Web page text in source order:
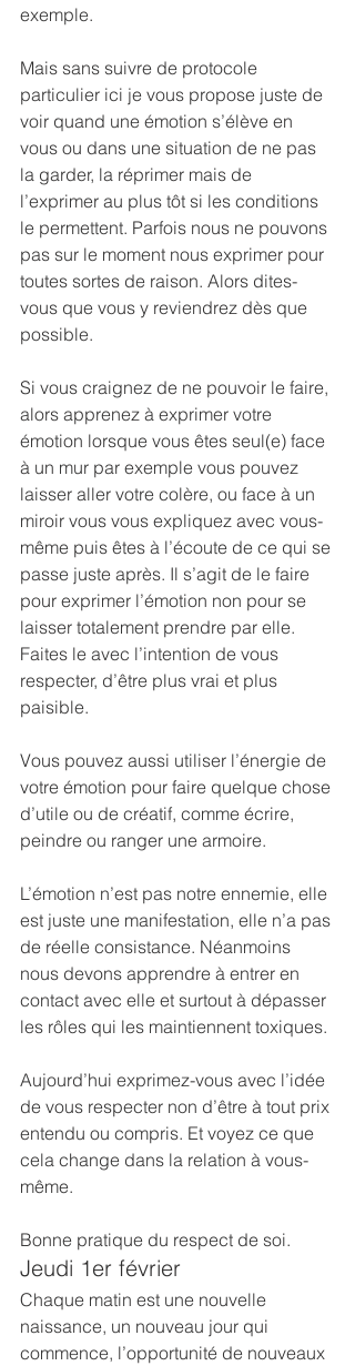
exemple.
Mais sans suivre de protocole
particulier ici je vous propose juste de
voir quand une émotion s’élève en
vous ou dans une situation de ne pas
la garder, la réprimer mais de
l’exprimer au plus tôt si les conditions
le permettent. Parfois nous ne pouvons
pas sur le moment nous exprimer pour
toutes sortes de raison. Alors dites-
vous que vous y reviendrez dès que
possible.
Si vous craignez de ne pouvoir le faire,
alors apprenez à exprimer votre
émotion lorsque vous êtes seul(e) face
à un mur par exemple vous pouvez
laisser aller votre colère, ou face à un
miroir vous vous expliquez avec vous-
même puis êtes à l’écoute de ce qui se
passe juste après. Il s’agit de le faire
pour exprimer l’émotion non pour se
laisser totalement prendre par elle.
Faites le avec l’intention de vous
respecter, d’être plus vrai et plus
paisible.
Vous pouvez aussi utiliser l’énergie de
votre émotion pour faire quelque chose
d’utile ou de créatif, comme écrire,
peindre ou ranger une armoire.
L’émotion n’est pas notre ennemie, elle
est juste une manifestation, elle n’a pas
de réelle consistance. Néanmoins
nous devons apprendre à entrer en
contact avec elle et surtout à dépasser
les rôles qui les maintiennent toxiques.
Aujourd’hui exprimez-vous avec l’idée
de vous respecter non d’être à tout prix
entendu ou compris. Et voyez ce que
cela change dans la relation à vous-
même.
Bonne pratique du respect de soi.
Jeudi 1er février
Chaque matin est une nouvelle
naissance, un nouveau jour qui
commence, l’opportunité de nouveaux